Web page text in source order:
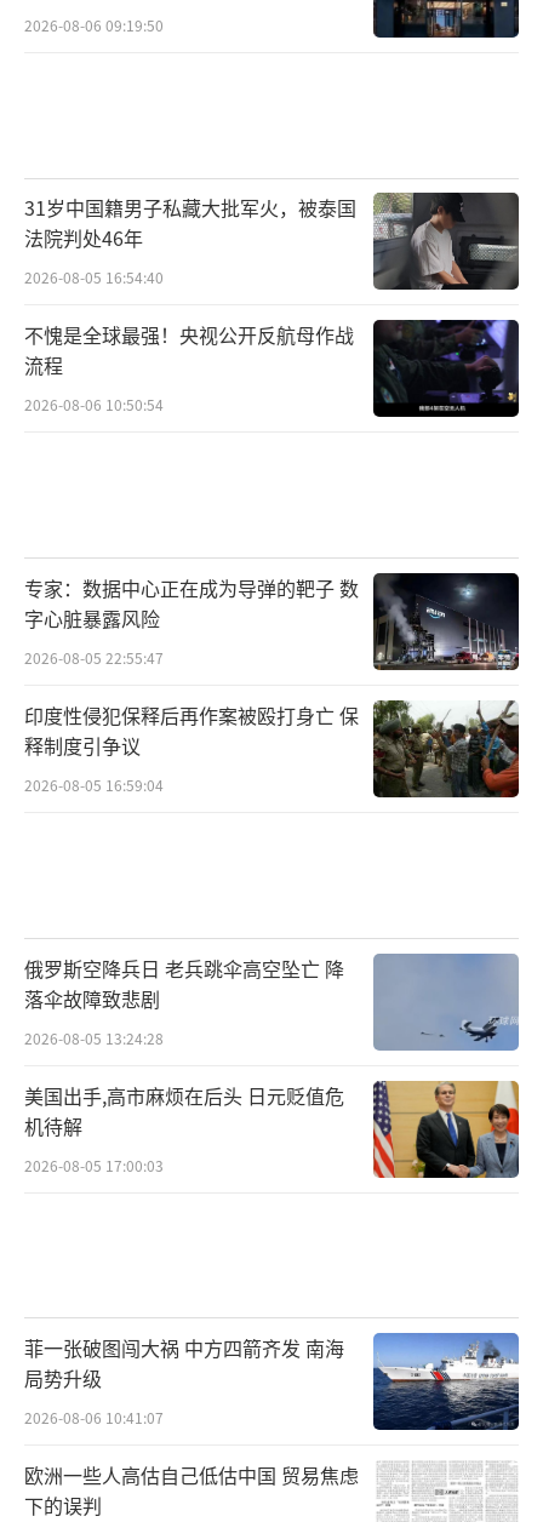
的追寻
2026-08-06 09:19:50
31岁中国籍男子私藏大批军火，被泰国
法院判处46年
2026-08-05 16:54:40
不愧是全球最强！央视公开反航母作战
流程
2026-08-06 10:50:54
专家：数据中心正在成为导弹的靶子 数
字心脏暴露风险
2026-08-05 22:55:47
印度性侵犯保释后再作案被殴打身亡 保
释制度引争议
2026-08-05 16:59:04
俄罗斯空降兵日 老兵跳伞高空坠亡 降
落伞故障致悲剧
2026-08-05 13:24:28
美国出手,高市麻烦在后头 日元贬值危
机待解
2026-08-05 17:00:03
菲一张破图闯大祸 中方四箭齐发 南海
局势升级
2026-08-06 10:41:07
欧洲一些人高估自己低估中国 贸易焦虑
下的误判